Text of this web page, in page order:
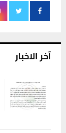
آخر الاخبار